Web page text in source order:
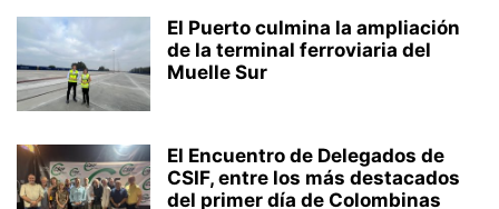
El Puerto culmina la ampliación
de la terminal ferroviaria del
Muelle Sur
El Encuentro de Delegados de
CSIF, entre los más destacados
del primer día de Colombinas